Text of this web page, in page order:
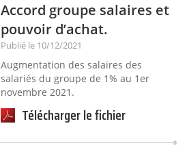
Accord groupe salaires et
pouvoir d’achat.
Publié le 10/12/2021
Augmentation des salaires des
salariés du groupe de 1% au 1er
novembre 2021.
Télécharger le fichier